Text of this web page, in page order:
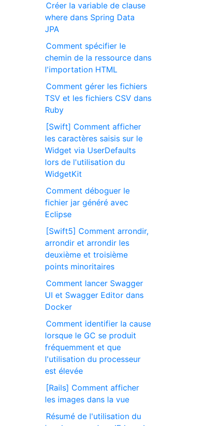
Créer la variable de clause
where dans Spring Data
JPA
Comment spécifier le
chemin de la ressource dans
l'importation HTML
Comment gérer les fichiers
TSV et les fichiers CSV dans
Ruby
[Swift] Comment afficher
les caractères saisis sur le
Widget via UserDefaults
lors de l'utilisation du
WidgetKit
Comment déboguer le
fichier jar généré avec
Eclipse
[Swift5] Comment arrondir,
arrondir et arrondir les
deuxième et troisième
points minoritaires
Comment lancer Swagger
UI et Swagger Editor dans
Docker
Comment identifier la cause
lorsque le GC se produit
fréquemment et que
l'utilisation du processeur
est élevée
[Rails] Comment afficher
les images dans la vue
Résumé de l'utilisation du